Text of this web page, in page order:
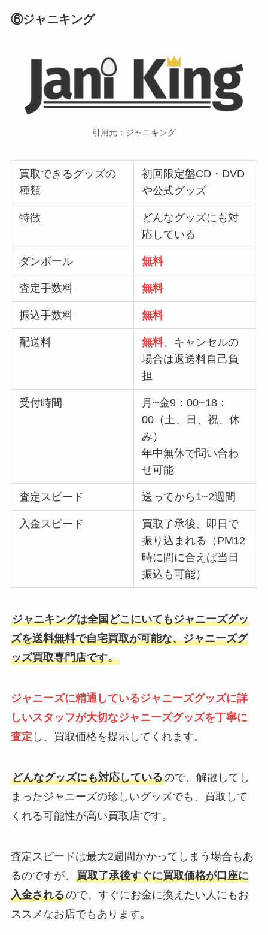
⑥ジャニキング
引用元：ジャニキング
買取できるグッズの
種類
初回限定盤CD・DVD
や公式グッズ
特徴
どんなグッズにも対
応している
ダンボール 無料
査定手数料 無料
振込手数料 無料
配送料 無料、キャンセルの
場合は返送料自己負
担
受付時間
月~金9：00~18：
00（土、日、祝、休
み）
年中無休で問い合わ
せ可能
査定スピード 送ってから1~2週間
入金スピード
買取了承後、即日で
振り込まれる（PM12
時に間に合えば当日
振込も可能）
ジャニキングは全国どこにいてもジャニーズグッ
ズを送料無料で自宅買取が可能な、ジャニーズグ
ッズ買取専門店です。
ジャニーズに精通しているジャニーズグッズに詳
しいスタッフが大切なジャニーズグッズを丁寧に
査定 し、買取価格を提示してくれます。
どんなグッズにも対応しているので、解散してし
まったジャニーズの珍しいグッズでも、買取して
くれる可能性が高い買取店です。
査定スピードは最大2週間かかってしまう場合もあ
るのですが、 買取了承後すぐに買取価格が口座に
入金されるので、すぐにお金に換えたい人にもお
ススメなお店でもあります。